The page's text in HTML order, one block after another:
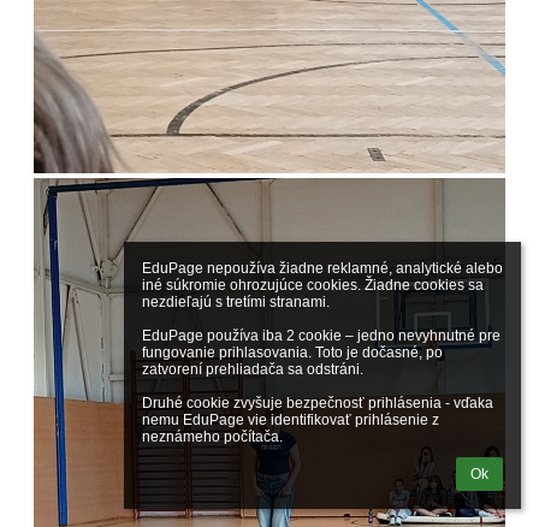
EduPage nepoužíva žiadne reklamné, analytické alebo
iné súkromie ohrozujúce cookies. Žiadne cookies sa
nezdieľajú s tretími stranami.
EduPage používa iba 2 cookie – jedno nevyhnutné pre
fungovanie prihlasovania. Toto je dočasné, po
zatvorení prehliadača sa odstráni.
Druhé cookie zvyšuje bezpečnosť prihlásenia - vďaka
nemu EduPage vie identifikovať prihlásenie z
neznámeho počítača.
Ok